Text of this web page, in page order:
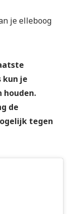
je elleboog
je
houden.
de
tegen